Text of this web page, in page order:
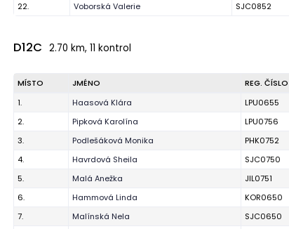
22.
Voborská Valerie SJC0852
D12C 2.70 km, 11 kontrol
MÍSTO JMÉNO REG. ČÍSLO
1.
Haasová Klára LPU0655
2.
Pipková Karolína LPU0756
3.
Podlešáková Monika PHK0752
4.
Havrdová Sheila SJC0750
5.
Malá Anežka JIL0751
6.
Hammová Linda KOR0650
7.
Malínská Nela SJC0650